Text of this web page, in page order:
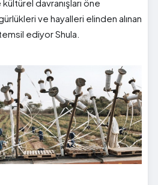
davranışları öne
ve hayalleri elinden alınan
ediyor Shula.